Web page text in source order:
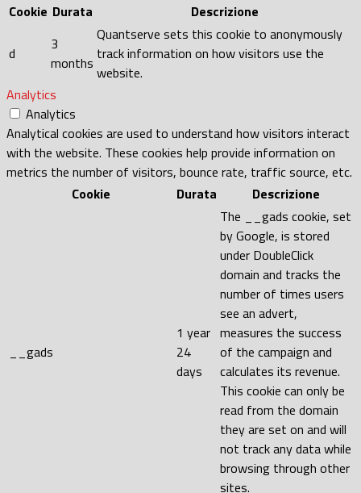
Cookie Durata Descrizione
d
3
months
Quantserve sets this cookie to anonymously
track information on how visitors use the
website.
Analytics
Analytics
Analytical cookies are used to understand how visitors interact
with the website. These cookies help provide information on
metrics the number of visitors, bounce rate, traffic source, etc.
Cookie
Durata Descrizione
__gads
1 year
24
days
The __gads cookie, set
by Google, is stored
under DoubleClick
domain and tracks the
number of times users
see an advert,
measures the success
of the campaign and
calculates its revenue.
This cookie can only be
read from the domain
they are set on and will
not track any data while
browsing through other
sites.